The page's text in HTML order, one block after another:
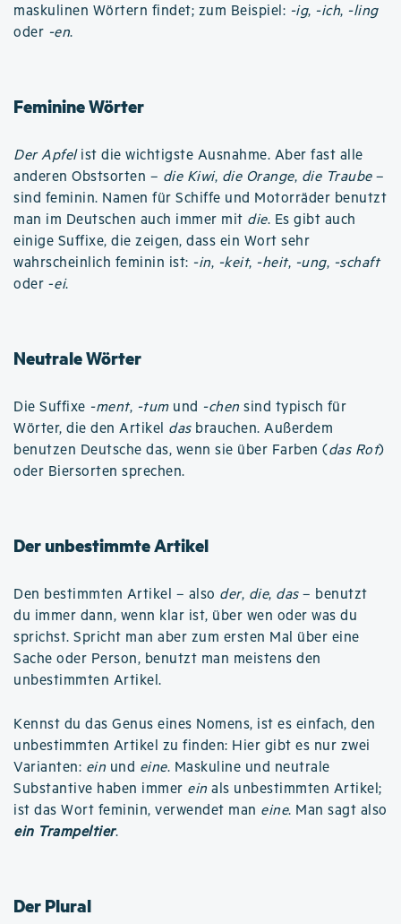
maskulinen Wörtern findet; zum Beispiel: -ig, -ich, -ling
oder -en.
Feminine Wörter
Der Apfelist die wichtigste Ausnahme. Aber fast alle
anderen Obstsorten – die Kiwi, die Orange, die Traube–
sind feminin. Namen für Schiffe und Motorräder benutzt
man im Deutschen auch immer mit die. Es gibt auch
einige Suffixe, die zeigen, dass ein Wort sehr
wahrscheinlich feminin ist: -in, -keit, -heit, -ung, -schaft
oder -ei.
Neutrale Wörter
Die Suffixe -ment, -tumund -chen sind typisch für
Wörter, die den Artikel dasbrauchen. Außerdem
benutzen Deutsche das, wenn sie über Farben (das Rot)
oder Biersorten sprechen.
Der unbestimmte Artikel
Den bestimmten Artikel – also der, die, das– benutzt
du immer dann, wenn klar ist, über wen oder was du
sprichst. Spricht man aber zum ersten Mal über eine
Sache oder Person, benutzt man meistens den
unbestimmten Artikel.
Kennst du das Genus eines Nomens, ist es einfach, den
unbestimmten Artikel zu finden: Hier gibt es nur zwei
Varianten: ein und eine. Maskuline und neutrale
Substantive haben immer ein als unbestimmten Artikel;
ist das Wort feminin, verwendet man eine. Man sagt also
ein Trampeltier.
Der Plural